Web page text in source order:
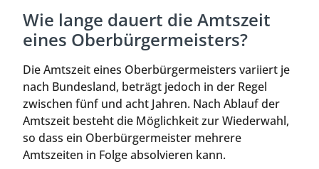
Wie lange dauert die Amtszeit
eines Oberbürgermeisters?
Die Amtszeit eines Oberbürgermeisters variiert je
nach Bundesland, beträgt jedoch in der Regel
zwischen fünf und acht Jahren. Nach Ablauf der
Amtszeit besteht die Möglichkeit zur Wiederwahl,
so dass ein Oberbürgermeister mehrere
Amtszeiten in Folge absolvieren kann.